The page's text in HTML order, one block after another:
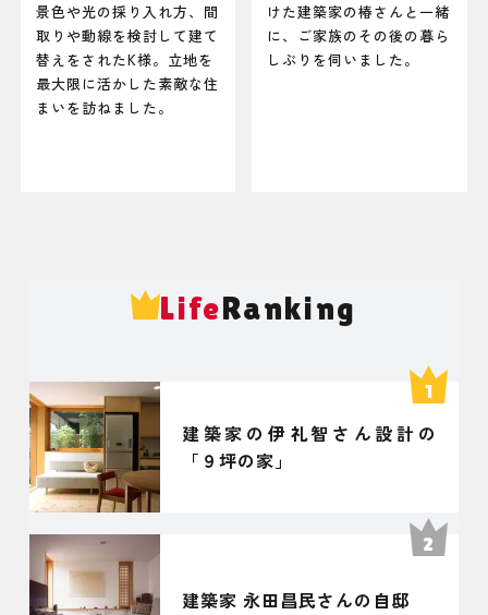
景色や光の採り入れ方、間
取りや動線を検討して建て
替えをされたK様。立地を
最大限に活かした素敵な住
まいを訪ねました。
けた建築家の椿さんと一緒
に、ご家族のその後の暮ら
しぶりを伺いました。
LifeRanking
建築家の伊礼智さん設計の
「９坪の家」
建築家 永田昌民さんの自邸